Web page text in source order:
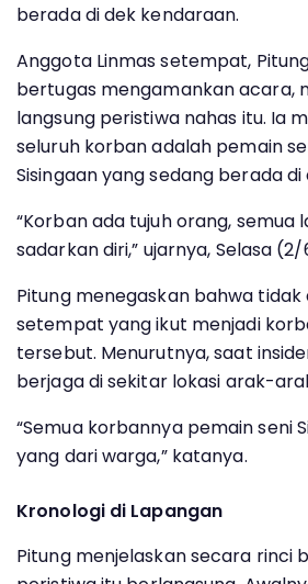
berada di dek kendaraan.
Anggota Linmas setempat,
bertugas mengamankan acara,
langsung peristiwa nahas itu. Ia
seluruh korban adalah pemain
Sisingaan yang sedang berada
“Korban ada tujuh orang, semua
sadarkan diri,” ujarnya, Selasa
Pitung menegaskan bahwa
setempat yang ikut menjadi
tersebut. Menurutnya, saat
berjaga di sekitar lokasi arak-
“Semua korbannya pemain seni
yang dari warga,” katanya.
Kronologi di Lapangan
Pitung menjelaskan secara rinci